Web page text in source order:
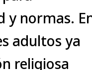
normas.
adultos ya
religiosa